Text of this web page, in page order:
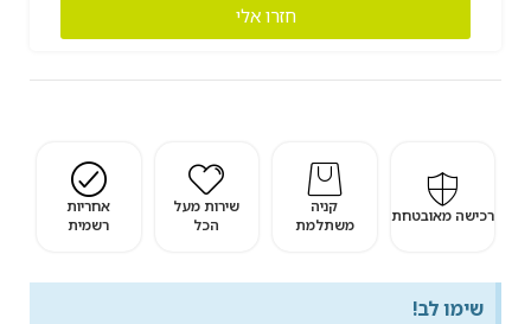
חזרו אלי
רכישה מאובטחת
קניה
משתלמת
שירות מעל
הכל
אחריות
רשמית
שימו לב!